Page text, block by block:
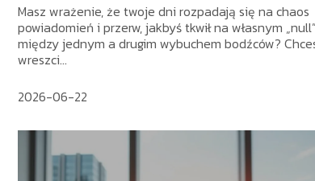
Masz wrażenie, że twoje dni rozpadają się na chaos
powiadomień i przerw, jakbyś tkwił na własnym
między jednym a drugim wybuchem bodźców?
wreszci...
2026-06-22